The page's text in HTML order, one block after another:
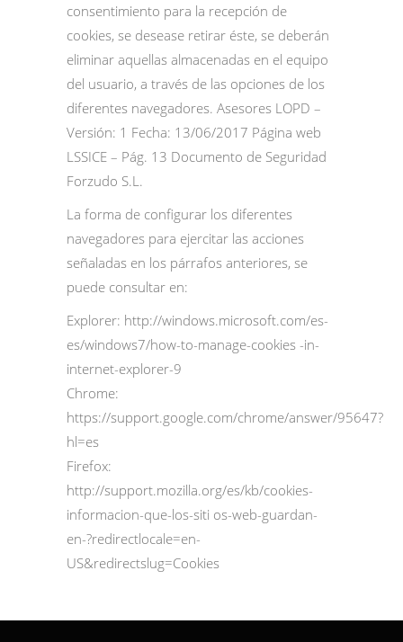
consentimiento para la recepción de
cookies, se desease retirar éste, se deberán
eliminar aquellas almacenadas en el equipo
del usuario, a través de las opciones de los
diferentes navegadores. Asesores LOPD –
Versión: 1 Fecha: 13/06/2017 Página web
LSSICE – Pág. 13 Documento de Seguridad
Forzudo S.L.
La forma de configurar los diferentes
navegadores para ejercitar las acciones
señaladas en los párrafos anteriores, se
puede consultar en:
Explorer: http://windows.microsoft.com/es-
es/windows7/how-to-manage-cookies -in-
internet-explorer-9
Chrome:
https://support.google.com/chrome/answer/95647?
hl=es
Firefox:
http://support.mozilla.org/es/kb/cookies-
informacion-que-los-siti os-web-guardan-
en-?redirectlocale=en-
US&redirectslug=Cookies